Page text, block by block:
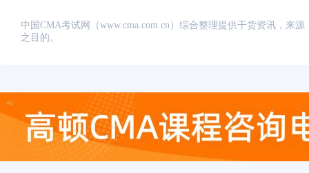
中国CMA考试网（www.cma.com.cn）综合整理提供干货资讯，来
之目的。